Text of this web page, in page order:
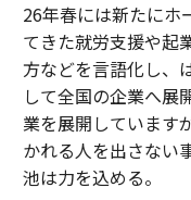
26年春には新たにホ
てきた就労支援や起
方などを言語化し、
して全国の企業へ展
業を展開しています
かれる人を出さない
池は力を込める。